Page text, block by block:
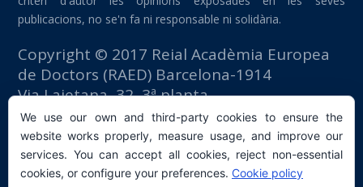
publicacions, no se'n fa ni responsable ni solidària.
Copyright © 2017 Reial Acadèmia Europea
de Doctors (RAED) Barcelona-1914
Via Laietana, 32, 3ª planta
Edifici Foment del Treball
08003 Barcelona (España)
tlf: +34 93 667 40 54
secretaria@raed.academy
We use our own and third-party cookies to ensure the
website works properly, measure usage, and improve our
services. You can accept all cookies, reject non-essential
cookies, or configure your preferences. Cookie policy